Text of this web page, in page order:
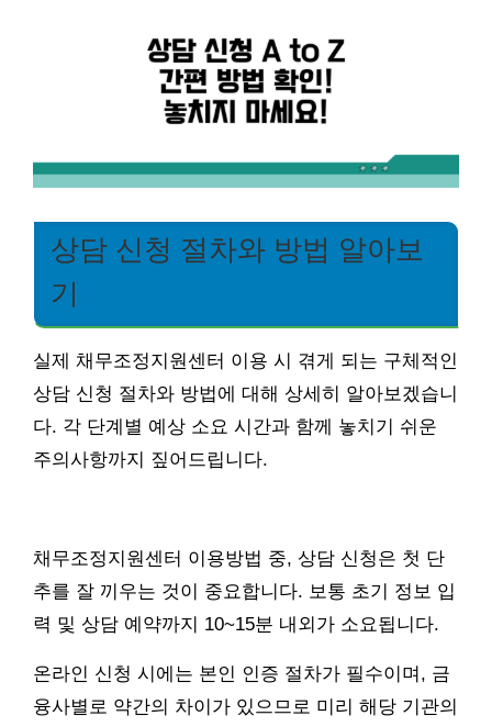
상담 신청 절차와 방법 알아보
기
실제 채무조정지원센터 이용 시 겪게 되는 구체적인
상담 신청 절차와 방법에 대해 상세히 알아보겠습니
다. 각 단계별 예상 소요 시간과 함께 놓치기 쉬운
주의사항까지 짚어드립니다.
채무조정지원센터 이용방법 중, 상담 신청은 첫 단
추를 잘 끼우는 것이 중요합니다. 보통 초기 정보 입
력 및 상담 예약까지 10~15분 내외가 소요됩니다.
온라인 신청 시에는 본인 인증 절차가 필수이며, 금
융사별로 약간의 차이가 있으므로 미리 해당 기관의